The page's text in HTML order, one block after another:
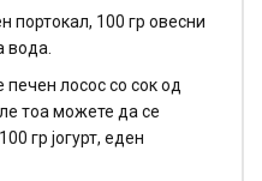
портокал, 100 гр овесни
вода.
лосос со сок од
тоа можете да се
гр јогурт, еден